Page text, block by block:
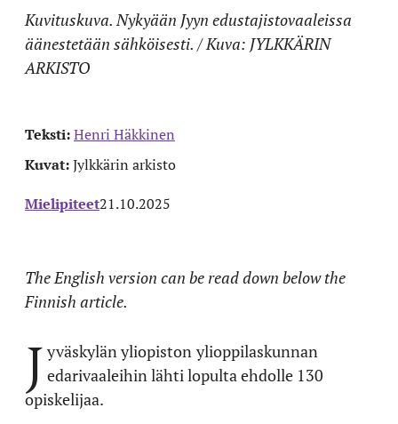
Kuvituskuva. Nykyään Jyyn edustajistovaaleissa
äänestetään sähköisesti. / Kuva: JYLKKÄRIN
ARKISTO
Teksti:Henri Häkkinen
Kuvat:Jylkkärin arkisto
Mielipiteet21.10.2025
The English version can be read down below the
Finnish article.
J yväskylän yliopiston ylioppilaskunnan
edarivaaleihin lähti lopulta ehdolle 130
opiskelijaa.